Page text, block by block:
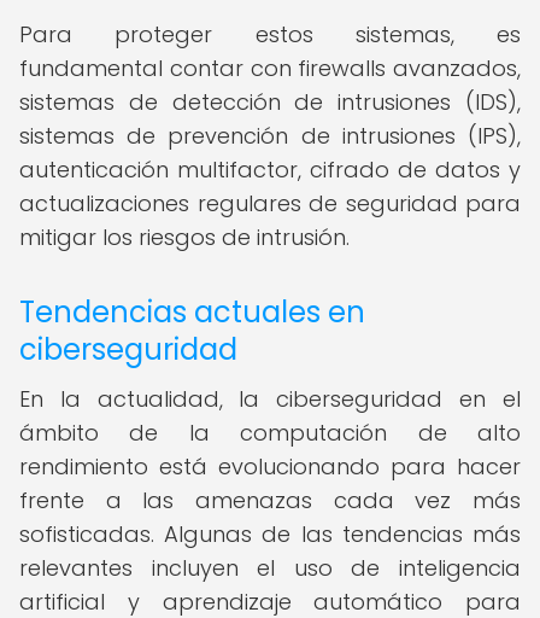
Para proteger estos sistemas, es
fundamental contar con firewalls avanzados,
sistemas de detección de intrusiones (IDS),
sistemas de prevención de intrusiones (IPS),
autenticación multifactor, cifrado de datos y
actualizaciones regulares de seguridad para
mitigar los riesgos de intrusión.
Tendencias actuales en
ciberseguridad
En la actualidad, la ciberseguridad en el
ámbito de la computación de alto
rendimiento está evolucionando para hacer
frente a las amenazas cada vez más
sofisticadas. Algunas de las tendencias más
relevantes incluyen el uso de inteligencia
artificial y aprendizaje automático para